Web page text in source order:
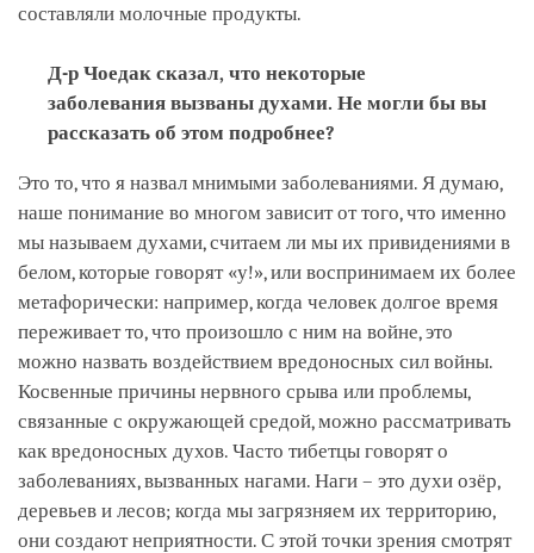
составляли молочные продукты.
Д-р Чоедак сказал, что некоторые
заболевания вызваны духами. Не могли бы вы
рассказать об этом подробнее?
Это то, что я назвал мнимыми заболеваниями. Я думаю,
наше понимание во многом зависит от того, что именно
мы называем духами, считаем ли мы их привидениями в
белом, которые говорят «у!», или воспринимаем их более
метафорически: например, когда человек долгое время
переживает то, что произошло с ним на войне, это
можно назвать воздействием вредоносных сил войны.
Косвенные причины нервного срыва или проблемы,
связанные с окружающей средой, можно рассматривать
как вредоносных духов. Часто тибетцы говорят о
заболеваниях, вызванных нагами. Наги – это духи озёр,
деревьев и лесов; когда мы загрязняем их территорию,
они создают неприятности. С этой точки зрения смотрят